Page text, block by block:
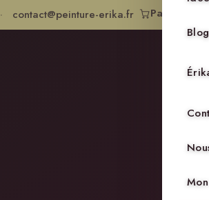
· contact@peinture-erika.fr Panier
Blog